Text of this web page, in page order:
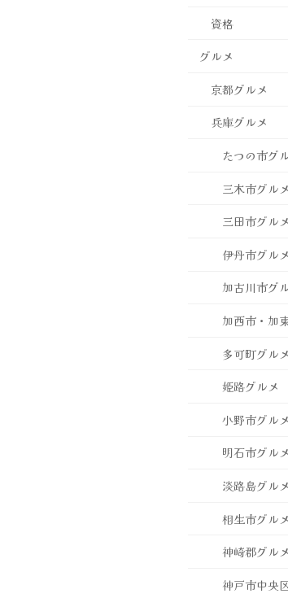
資格
グルメ
京都グルメ
兵庫グルメ
たつの市グ
三木市グルメ
三田市グルメ
伊丹市グルメ
加古川市グ
加西市・加
多可町グルメ
姫路グルメ
小野市グルメ
明石市グルメ
淡路島グルメ
相生市グルメ
神崎郡グルメ
神戸市中央